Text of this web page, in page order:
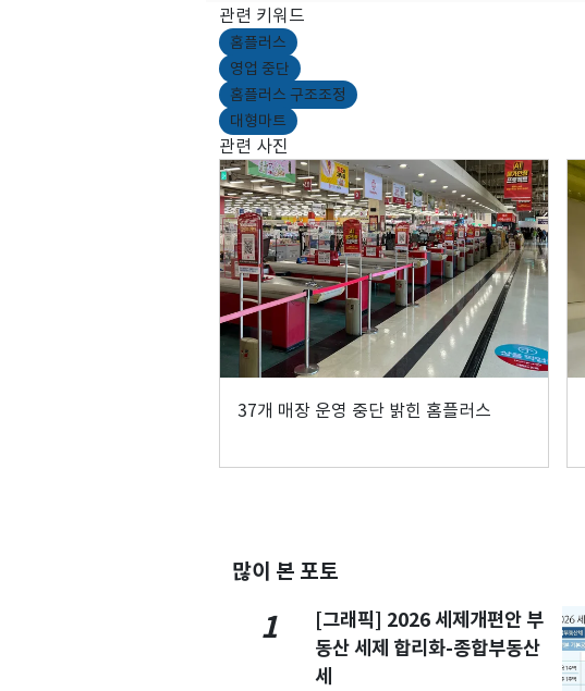
관련 키워드
홈플러스
영업 중단
홈플러스 구조조정
대형마트
관련 사진
37개 매장 운영 중단 밝힌 홈플러스
많이 본 포토
1
[그래픽] 2026 세제개편안 부
동산 세제 합리화-종합부동산
세